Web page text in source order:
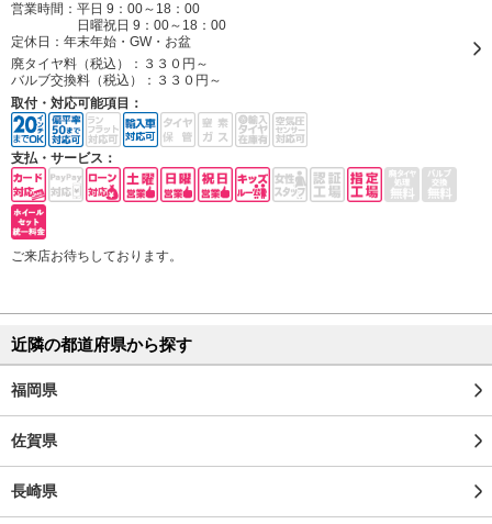
営業時間：平日 9：00～18：00
日曜祝日 9：00～18：00
定休日： 年末年始・GW・お盆
廃タイヤ料（税込）： ３３０円～
バルブ交換料（税込）： ３３０円～
取付・対応可能項目：
支払・サービス：
ご来店お待ちしております。
近隣の都道府県から探す
福岡県
佐賀県
長崎県